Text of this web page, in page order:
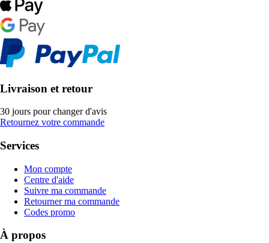
Livraison et retour
30 jours pour changer d'avis
Retournez votre commande
Services
Mon compte
Centre d'aide
Suivre ma commande
Retourner ma commande
Codes promo
À propos